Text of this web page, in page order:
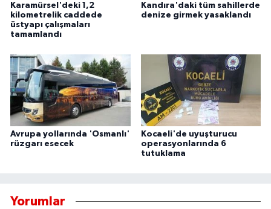
Karamürsel'deki 1,2
kilometrelik caddede
üstyapı çalışmaları
tamamlandı
Kandıra'daki tüm sahillerde
denize girmek yasaklandı
Avrupa yollarında 'Osmanlı'
rüzgarı esecek
Kocaeli'de uyuşturucu
operasyonlarında 6
tutuklama
Yorumlar